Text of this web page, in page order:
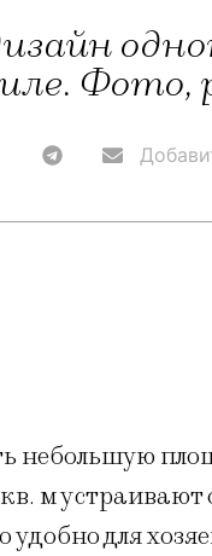
Фото,
небольшую
м
удобно для